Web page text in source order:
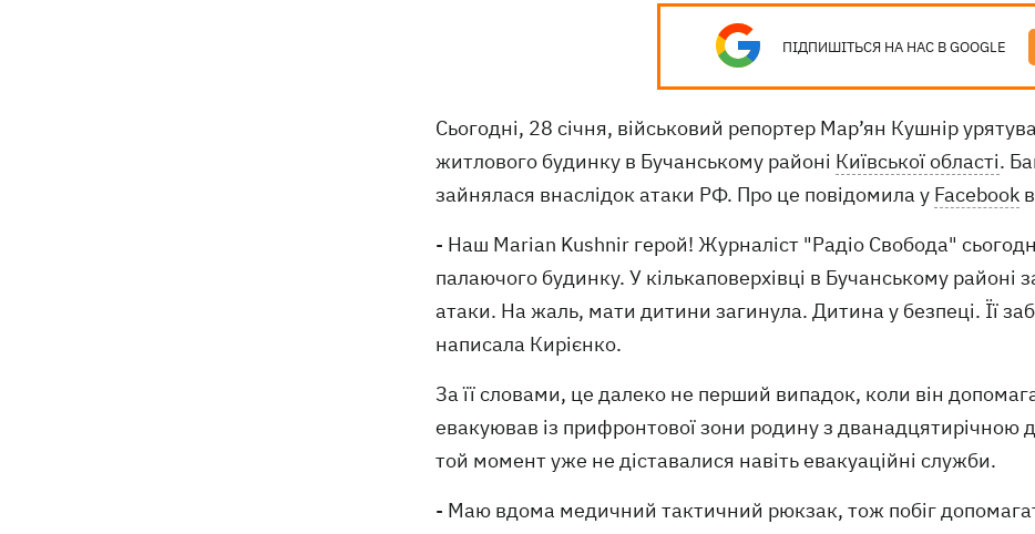
ПІДПИШІТЬСЯ НА НАС В GOOGLE
Сьогодні, 28 січня, військовий репортер Мар’ян Кушнір
житлового будинку в Бучанському районі Київської області.
зайнялася внаслідок атаки РФ. Про це повідомила у Facebook
- Наш Marian Kushnir герой! Журналіст "Радіо Свобода"
палаючого будинку. У кількаповерхівці в Бучанському районі
атаки. На жаль, мати дитини загинула. Дитина у безпеці. Її
написала Кирієнко.
За її словами, це далеко не перший випадок, коли він
евакуював із прифронтової зони родину з дванадцятирічною
той момент уже не діставалися навіть евакуаційні служби.
- Маю вдома медичний тактичний рюкзак, тож побіг